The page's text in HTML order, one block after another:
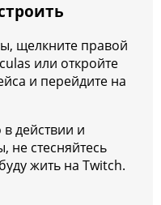
щелкните правой
или откройте
и перейдите на
в действии и
не стесняйтесь
жить на Twitch.